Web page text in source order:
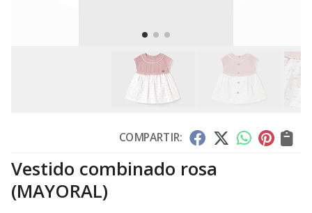
COMPARTIR:
Vestido combinado rosa
(MAYORAL)